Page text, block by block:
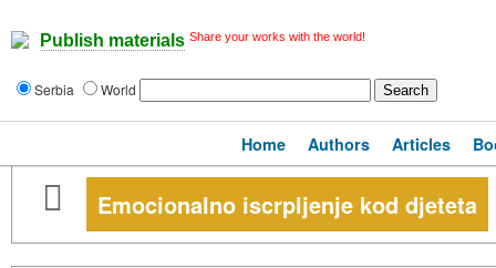
Publish materials Share your works with the world!
Serbia World
Home Authors Articles
Emocionalno iscrpljenje kod djeteta